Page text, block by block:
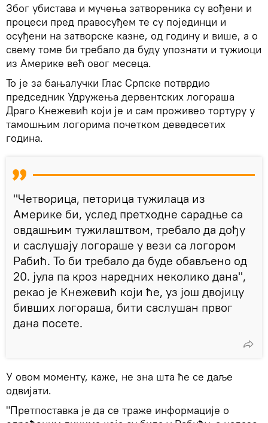
Због убистава и мучења затвореника су вођени и
процеси пред правосуђем те су појединци и
осуђени на затворске казне, од годину и више, а о
свему томе би требало да буду упознати и тужиоци
из Америке већ овог месеца.
То је за бањалучки Глас Српске потврдио
председник Удружења дервентских логораша
Драго Кнежевић који је и сам проживео тортуру у
тамошњим логорима почетком деведесетих
година.
"Четворица, петорица тужилаца из
Америке би, услед претходне сарадње са
овдашњим тужилаштвом, требало да дођу
и саслушају логораше у вези са логором
Рабић. То би требало да буде обављено од
20. јула па кроз наредних неколико дана",
рекао је Кнежевић који ће, уз још двојицу
бивших логораша, бити саслушан првог
дана посете.
У овом моменту, каже, не зна шта ће се даље
одвијати.
"Претпоставка је да се траже информације о